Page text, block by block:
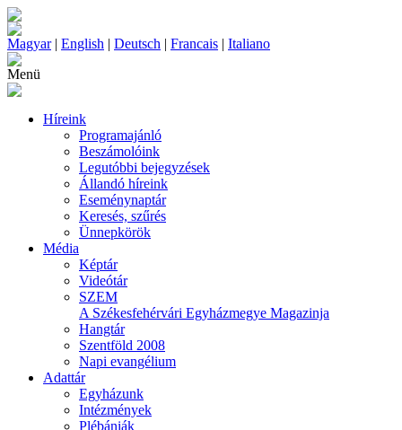
Magyar| English | Deutsch | Francais | Italiano
Menü
Híreink
Programajánló
Beszámolóink
Legutóbbi bejegyzések
Állandó híreink
Eseménynaptár
Keresés, szűrés
Ünnepkörök
Média
Képtár
Videótár
SZEM
A Székesfehérvári Egyházmegye Magazinja
Hangtár
Szentföld 2008
Napi evangélium
Adattár
Egyházunk
Intézmények
Plébániák